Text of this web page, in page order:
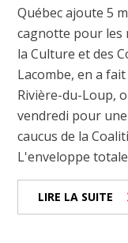
Québec ajoute 5
cagnotte pour les
la Culture et des
Lacombe, en a
Rivière-du-Loup,
vendredi pour
caucus de la
L'enveloppe
LIRE LA SUITE